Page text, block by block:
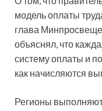
модель оплаты
глава
объяснял, что
систему оплаты и
как начисляются
Регионы выполняют